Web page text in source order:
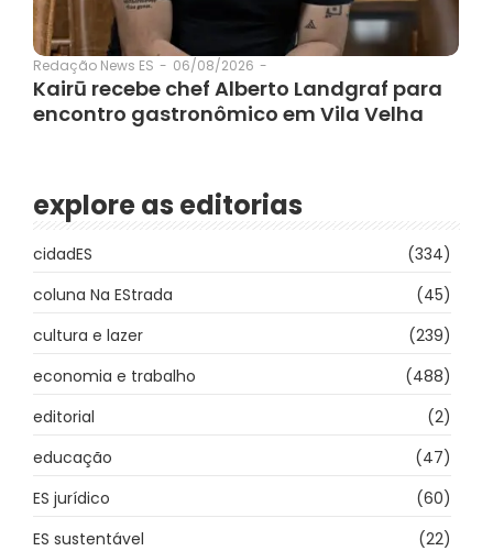
Redação News ES - 06/08/2026 -
Kairū recebe chef Alberto Landgraf para
encontro gastronômico em Vila Velha
explore as editorias
cidadES
(334)
coluna Na EStrada
(45)
cultura e lazer
(239)
economia e trabalho
(488)
editorial
(2)
educação
(47)
ES jurídico
(60)
ES sustentável
(22)